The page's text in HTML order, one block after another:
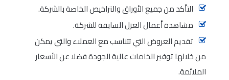
التأكد من جميع الأوراق والتراخيص الخاصة بالشركة.
مشاهدة أعمال العزل السابقة للشركة.
تقديم العروض التي تتناسب مع العملاء والتي يمكن
من خلالها توفير الخامات عالية الجودة فضلا عن الأسعار
الملائمة.